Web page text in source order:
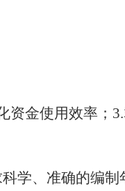
资金使用效率； 3.
学、准确的编制